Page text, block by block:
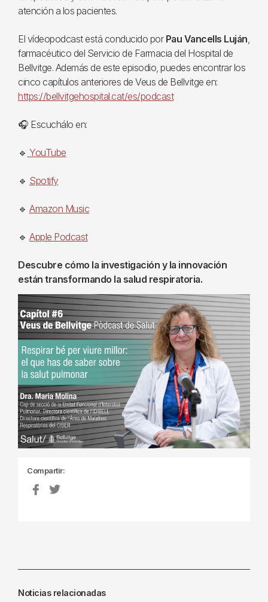
atención a los pacientes.
El vídeopodcast está conducido porPau Vancells Luján,
farmacéutico del Servicio de Farmacia del Hospital de
Bellvitge. Además de este episodio, puedes encontrar los
cinco capítulos anteriores de Veus de Bellvitge en:
https://bellvitgehospital.cat/es/podcast
🎧 Escuchálo en:
🔹 YouTube
🔹 Spotify
🔹 Amazon Music
🔹 Apple Podcast
Descubre cómo la investigación y la innovación
están transformando la salud respiratoria.
Compartir:
Noticias relacionadas